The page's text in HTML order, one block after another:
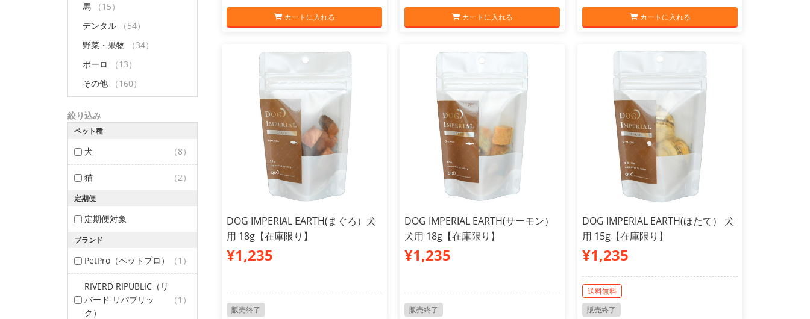
馬
（15）
デンタル
（54）
野菜・果物
（34）
ボーロ
（13）
その他
（160）
絞り込み
ペット種
犬 （8）
猫 （2）
定期便
定期便対象
ブランド
PetPro（ペットプロ） （1）
RIVERD RIPUBLIC（リ
バード リパブリッ
ク）
（1）
カートに入れる カートに入れる カートに入れる
DOG IMPERIAL EARTH(まぐろ）犬
用 18g【在庫限り】
¥1,235
販売終了
DOG IMPERIAL EARTH(サーモン）
犬用 18g【在庫限り】
¥1,235
販売終了
DOG IMPERIAL EARTH(ほたて） 犬
用 15g【在庫限り】
¥1,235
送料無料
販売終了